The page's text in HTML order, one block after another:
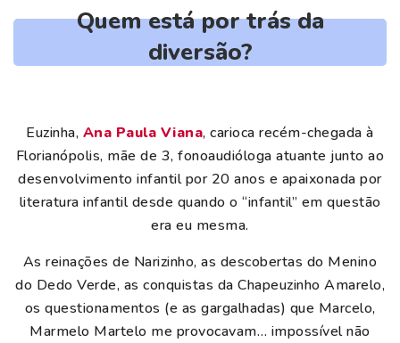
Quem está por trás da
diversão?
Euzinha, Ana Paula Viana, carioca recém-chegada à
Florianópolis, mãe de 3, fonoaudióloga atuante junto ao
desenvolvimento infantil por 20 anos e apaixonada por
literatura infantil desde quando o “infantil” em questão
era eu mesma.
As reinações de Narizinho, as descobertas do Menino
do Dedo Verde, as conquistas da Chapeuzinho Amarelo,
os questionamentos (e as gargalhadas) que Marcelo,
Marmelo Martelo me provocavam… impossível não